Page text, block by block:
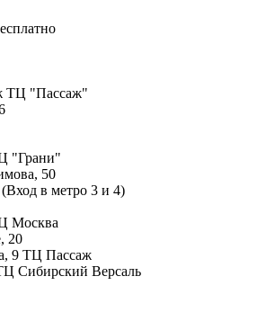
ТЦ "Пассаж"
"Грани"
50
в метро 3 и 4)
Москва
20
9 ТЦ Пассаж
Сибирский Версаль